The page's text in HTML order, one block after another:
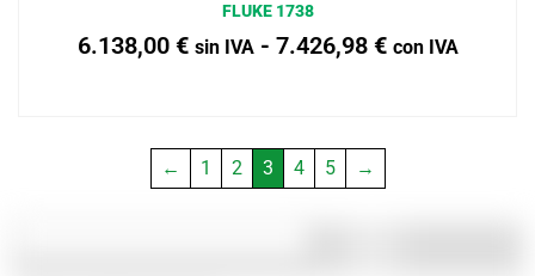
FLUKE 1738
6.138,00 € sin IVA- 7.426,98 € con IVA
← 1 2 3 4 5 →